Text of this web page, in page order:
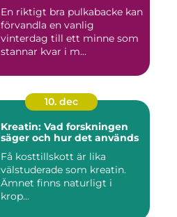
En riktigt bra pulkabacke kan
förvandla en vanlig
vinterdag till ett minne som
stannar kvar i m...
10. dec
Kreatin: Vad forskningen
säger och hur det används
Få kosttillskott är lika
välstuderade som kreatin.
Ämnet finns naturligt i
krop...